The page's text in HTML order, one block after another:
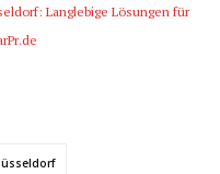
Langlebige Lösungen für